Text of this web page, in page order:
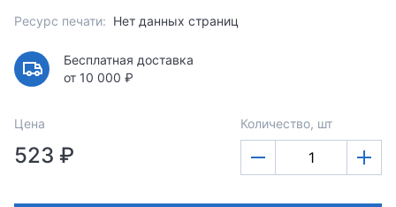
Ресурс печати: Нет данных страниц
Бесплатная доставка
от 10 000 ₽
Цена
523 ₽
Количество, шт